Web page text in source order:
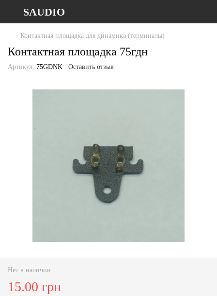
SAUDIO
Контактная площадка для динамика (терминалы)
Контактная площадка 75гдн
Артикул: 75GDNK Оставить отзыв
Нет в наличии
15.00 грн